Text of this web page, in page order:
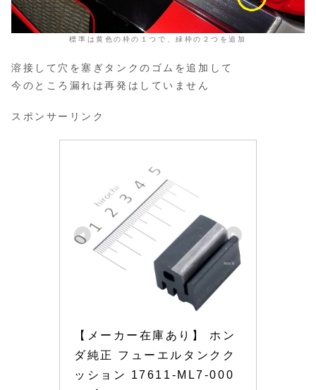
標準は黄色の枠の１つで、緑枠の２つを追加
溶接して穴を塞ぎタンクのゴムを追加して
今のところ漏れは再発はしていません
スポンサーリンク
【メーカー在庫あり】 ホン
ダ純正 フューエルタンクク
ッション 17611-ML7-000